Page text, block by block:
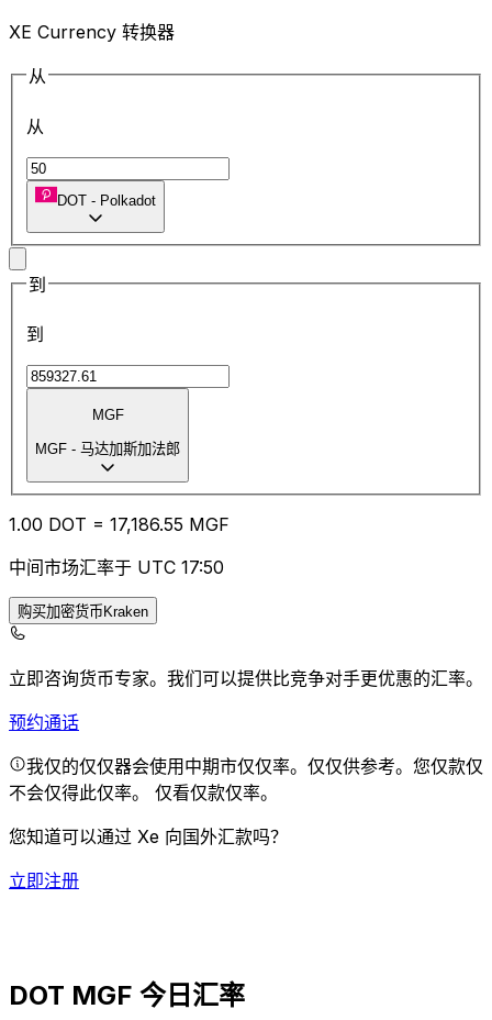
XE Currency 转换器
从
从
DOT - Polkadot
到
到
MGF
MGF - 马达加斯加法郎
1.00 DOT = 17,186.55 MGF
中间市场汇率于 UTC 17:50
购买加密货币Kraken
立即咨询货币专家。 我们可以提供比竞争对手更优惠的汇率。
预约通话
我仅的仅仅器会使用中期市仅仅率。仅仅供参考。您仅款仅
不会仅得此仅率。 仅看仅款仅率。
您知道可以通过 Xe 向国外汇款吗？
立即注册
DOT MGF 今日汇率